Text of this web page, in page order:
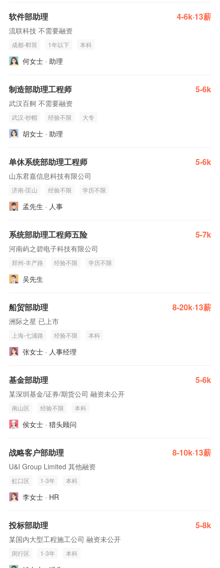
软件部助理 4-6k·13薪
流联科技 不需要融资
成都-郫筒 1年以下 本科
何女士 · 助理
制造部助理工程师 5-6k
武汉百舸 不需要融资
武汉-纱帽 经验不限 大专
胡女士 · 助理
单休系统部助理工程师 5-6k
山东君嘉信息科技有限公司
济南-匡山 经验不限 学历不限
孟先生 · 人事
系统部助理工程师五险 5-7k
河南屿之碧电子科技有限公司
郑州-丰产路 经验不限 学历不限
吴先生
船贸部助理 8-20k·13薪
洲际之星 已上市
上海-七浦路 经验不限 本科
张女士 · 人事经理
基金部助理 5-6k
某深圳基金/证券/期货公司 融资未公开
南山区 经验不限 本科
侯女士 · 猎头顾问
战略客户部助理 8-10k·13薪
U&I Group Limited 其他融资
虹口区 1-3年 本科
李女士 · HR
投标部助理 5-8k
某国内大型工程施工公司 融资未公开
闵行区 1-3年 本科